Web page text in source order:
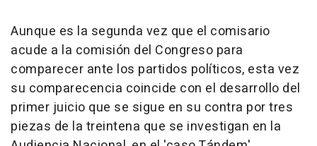
Aunque es la segunda vez que el comisario
acude a la comisión del Congreso para
comparecer ante los partidos políticos, esta vez
su comparecencia coincide con el desarrollo del
primer juicio que se sigue en su contra por tres
piezas de la treintena que se investigan en la